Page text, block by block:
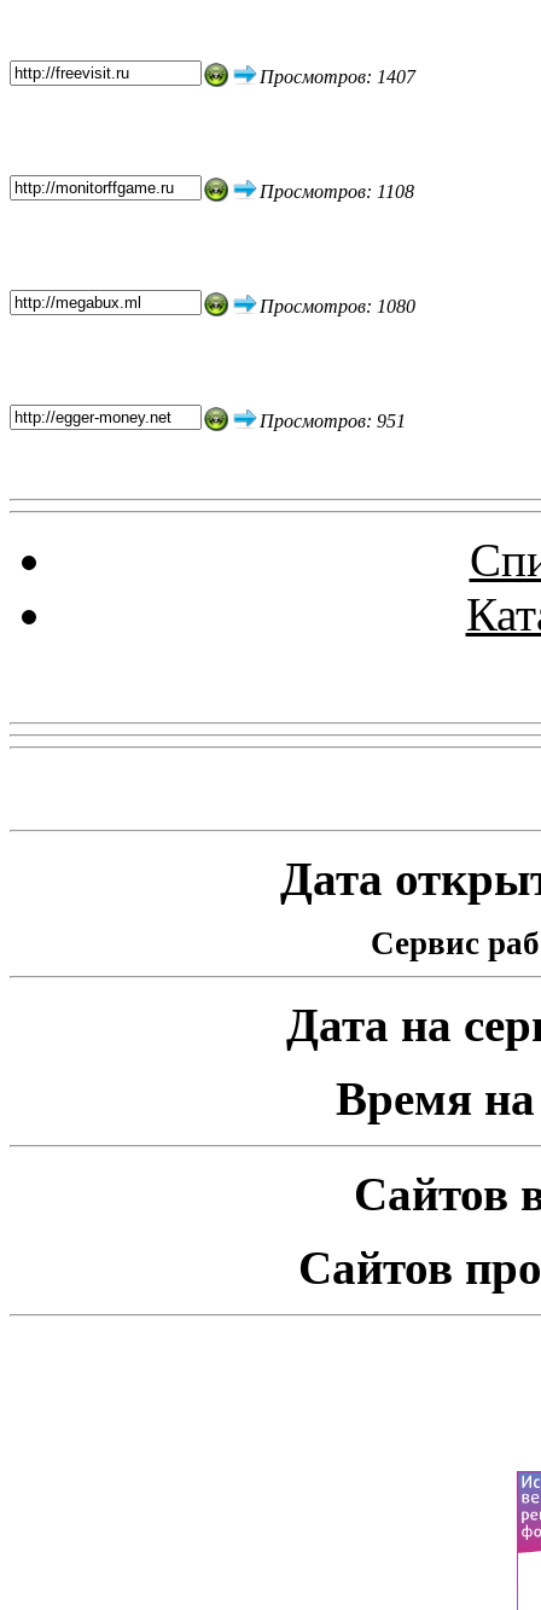
Просмотров: 1407
Просмотров: 1108
Просмотров: 1080
Просмотров: 951
Дата
Сервис
Дата на
Время на
Сайтов
Сайтов